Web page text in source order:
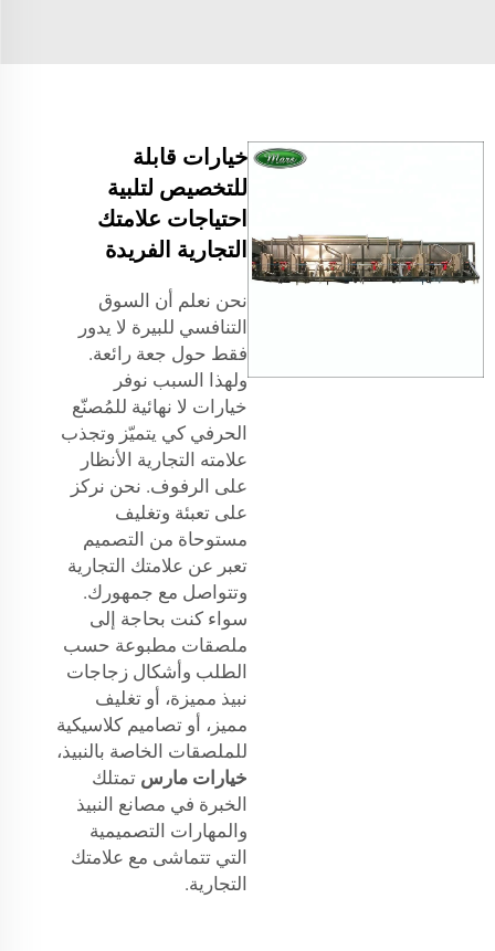
خيارات قابلة
للتخصيص لتلبية
احتياجات علامتك
التجارية الفريدة
نحن نعلم أن السوق
التنافسي للبيرة لا يدور
فقط حول جعة رائعة.
ولهذا السبب نوفر
خيارات لا نهائية للمُصنّع
الحرفي كي يتميّز وتجذب
علامته التجارية الأنظار
على الرفوف. نحن نركز
على تعبئة وتغليف
مستوحاة من التصميم
تعبر عن علامتك التجارية
وتتواصل مع جمهورك.
سواء كنت بحاجة إلى
ملصقات مطبوعة حسب
الطلب وأشكال زجاجات
نبيذ مميزة، أو تغليف
مميز، أو تصاميم كلاسيكية
للملصقات الخاصة بالنبيذ،
خيارات مارس تمتلك
الخبرة في مصانع النبيذ
والمهارات التصميمية
التي تتماشى مع علامتك
التجارية.